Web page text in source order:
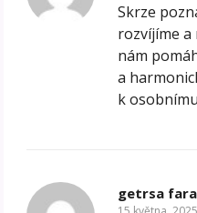
Skrze
rozvíjíme
nám
a
k
getrsa